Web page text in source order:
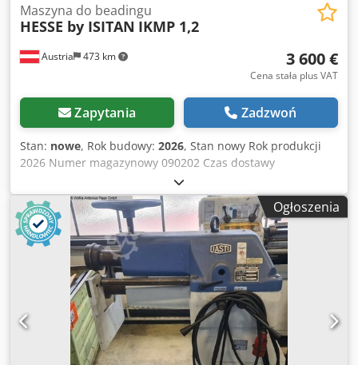
Austria 473 km
Maszyna do beadingu
HESSE by ISITAN IKMP 1,2
3 600 €
Cena stała plus VAT
Zapytania Zadzwoń
Stan: nowe, Rok budowy: 2026, Stan nowy Rok produkcji
2026 Numer magazynowy 090202 Czas dostawy
natychmiastowy, sprzedaż pośrednia zastrzeżona Kraj
pochodzenia Turcja Cena 3 600 € Na magazynie 1 szt.
Maks. grubość blachy – stal konstrukcyjna 1,2 mm Wysięg
100 mm Długość wału 140 mm Liczba narzędzi 8 szt.
Średnica walca 62 mm Codpfewirx Djx Af Aerf Silnik 0,75
kW Obroty 32 obr./min Długość 900 mm Szerokość 450 mm
Wysokość 1350 mm Waga 135 kg Stabilny korpus odlewany
Silnik z hamulcem Sterowanie pedałem nożnym
Regulowany dolny wał 8 zestawów wałków Podstawa
Instrukcja obsługi w języku NIEMIECKIM lub ANGIELSKIM
Ogłoszenia